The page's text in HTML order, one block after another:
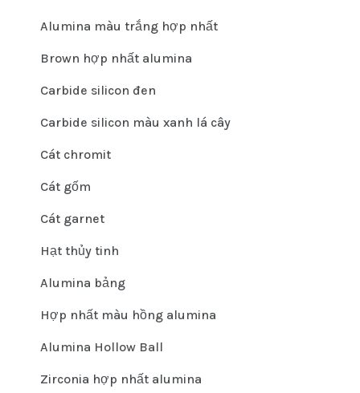
Alumina màu trắng hợp nhất
Brown hợp nhất alumina
Carbide silicon đen
Carbide silicon màu xanh lá cây
Cát chromit
Cát gốm
Cát garnet
Hạt thủy tinh
Alumina bảng
Hợp nhất màu hồng alumina
Alumina Hollow Ball
Zirconia hợp nhất alumina